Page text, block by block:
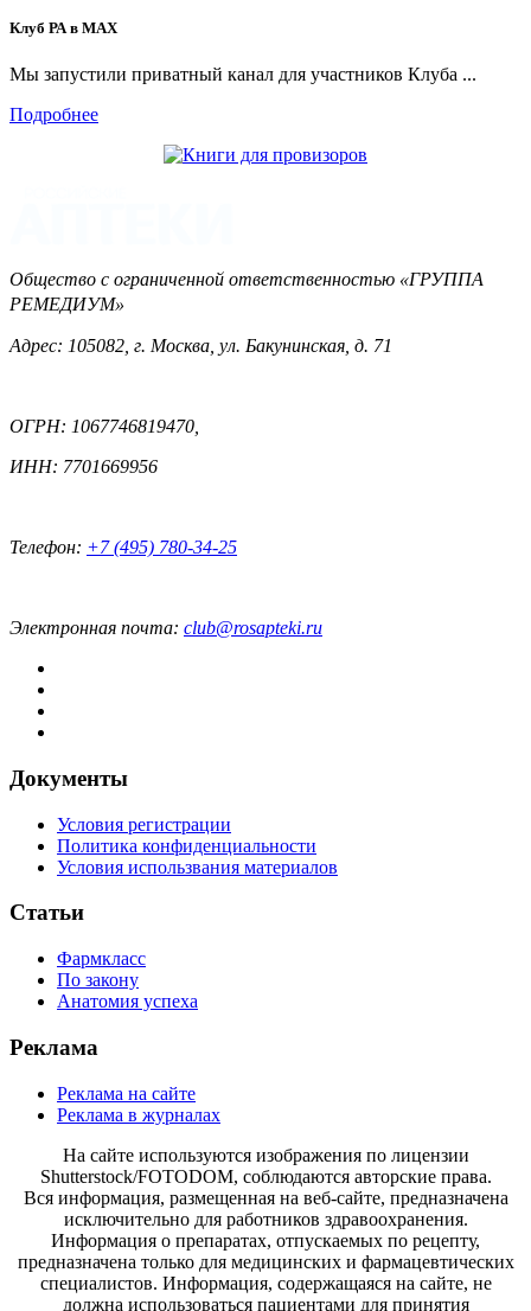
Клуб РА в MAX
Мы запустили приватный канал для участников Клуба ...
Подробнее
Общество с ограниченной ответственностью «ГРУППА
РЕМЕДИУМ»
Адрес: 105082, г. Москва, ул. Бакунинская, д. 71
ОГРН: 1067746819470,
ИНН: 7701669956
Телефон: +7 (495) 780-34-25
Электронная почта: club@rosapteki.ru
Документы
Условия регистрации
Политика конфиденциальности
Условия использвания материалов
Статьи
Фармкласс
По закону
Анатомия успеха
Реклама
Реклама на сайте
Реклама в журналах
На сайте используются изображения по лицензии
Shutterstock/FOTODOM, соблюдаются авторские права.
Вся информация, размещенная на веб-сайте, предназначена
исключительно для работников здравоохранения.
Информация о препаратах, отпускаемых по рецепту,
предназначена только для медицинских и фармацевтических
специалистов. Информация, содержащаяся на сайте, не
должна использоваться пациентами для принятия